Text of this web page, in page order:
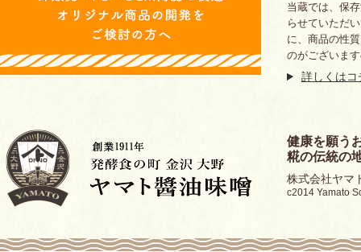
当蔵では、保
らせていただ
に、商品の性
のがございま
詳しくはコ
健康を願う
糀の伝統の
株式会社ヤマ
c2014 Yamato